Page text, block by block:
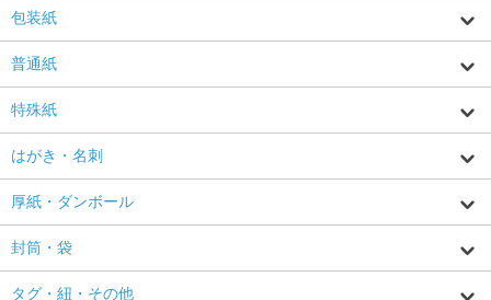
包装紙
普通紙
特殊紙
はがき・名刺
厚紙・ダンボール
封筒・袋
タグ・紐・その他